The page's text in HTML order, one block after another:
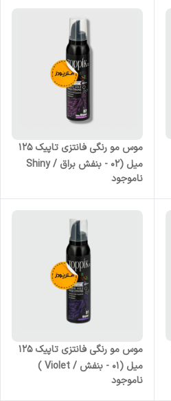
موس مو رنگی فانتزی تاپیک 125
میل (02 - بنفش براق / Shiny
Violet )
ناموجود
موس مو رنگی فانتزی تاپیک 125
میل (01 - بنفش / Violet )
ناموجود